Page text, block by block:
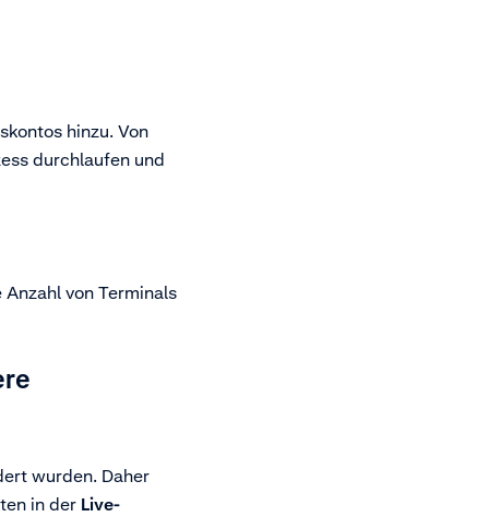
hinzu. Von
durchlaufen und
von Terminals
wurden. Daher
in der Live-